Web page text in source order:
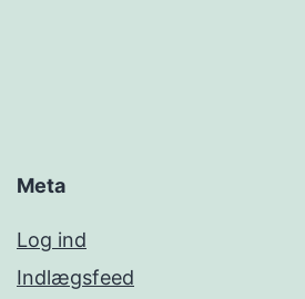
Meta
Log ind
Indlægsfeed